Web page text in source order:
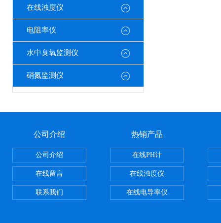
在线浊度仪
电阻率仪
水中臭氧监测仪
硝氮监测仪
公司介绍
公司介绍
在线留言
联系我们
热销产品
在线PH计
在线浊度仪
在线电导率仪